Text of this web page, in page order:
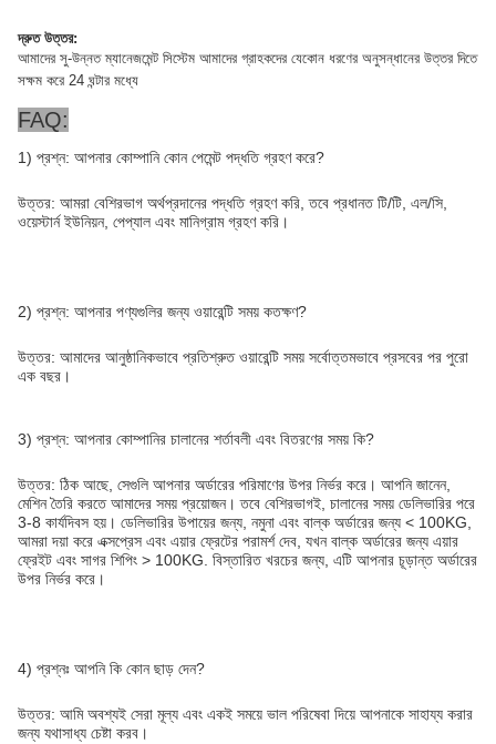
দ্রুত উত্তর:
আমাদের সু-উন্নত ম্যানেজমেন্ট সিস্টেম আমাদের গ্রাহকদের যেকোন ধরণের অনুসন্ধানের উত্তর দিতে
সক্ষম করে 24 ঘন্টার মধ্যে
FAQ:
1) প্রশ্ন: আপনার কোম্পানি কোন পেমেন্ট পদ্ধতি গ্রহণ করে?
উত্তর: আমরা বেশিরভাগ অর্থপ্রদানের পদ্ধতি গ্রহণ করি, তবে প্রধানত টি/টি, এল/সি,
ওয়েস্টার্ন ইউনিয়ন, পেপ্যাল ​​এবং মানিগ্রাম গ্রহণ করি।
2) প্রশ্ন: আপনার পণ্যগুলির জন্য ওয়ারেন্টি সময় কতক্ষণ?
উত্তর: আমাদের আনুষ্ঠানিকভাবে প্রতিশ্রুত ওয়ারেন্টি সময় সর্বোত্তমভাবে প্রসবের পর পুরো
এক বছর।
3) প্রশ্ন: আপনার কোম্পানির চালানের শর্তাবলী এবং বিতরণের সময় কি?
উত্তর: ঠিক আছে, সেগুলি আপনার অর্ডারের পরিমাণের উপর নির্ভর করে। আপনি জানেন,
মেশিন তৈরি করতে আমাদের সময় প্রয়োজন। তবে বেশিরভাগই, চালানের সময় ডেলিভারির পরে
3-8 কার্যদিবস হয়। ডেলিভারির উপায়ের জন্য, নমুনা এবং বাল্ক অর্ডারের জন্য < 100KG,
আমরা দয়া করে এক্সপ্রেস এবং এয়ার ফ্রেটের পরামর্শ দেব, যখন বাল্ক অর্ডারের জন্য এয়ার
ফ্রেইট এবং সাগর শিপিং > 100KG. বিস্তারিত খরচের জন্য, এটি আপনার চূড়ান্ত অর্ডারের
উপর নির্ভর করে।
4) প্রশ্নঃ আপনি কি কোন ছাড় দেন?
উত্তর: আমি অবশ্যই সেরা মূল্য এবং একই সময়ে ভাল পরিষেবা দিয়ে আপনাকে সাহায্য করার
জন্য যথাসাধ্য চেষ্টা করব।